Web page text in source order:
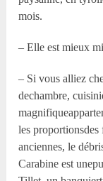
mois.
– Elle est mieux
– Si vous alliez
dechambre,
les proportionsdes
anciennes, le
Carabine est